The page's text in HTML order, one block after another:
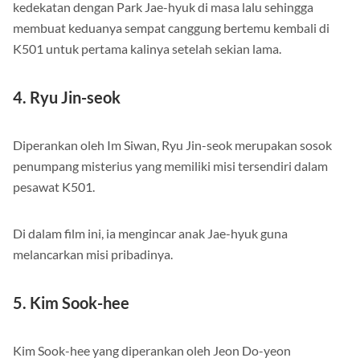
kedekatan dengan Park Jae-hyuk di masa lalu sehingga
membuat keduanya sempat canggung bertemu kembali di
K501 untuk pertama kalinya setelah sekian lama.
4. Ryu Jin-seok
Diperankan oleh Im Siwan, Ryu Jin-seok merupakan sosok
penumpang misterius yang memiliki misi tersendiri dalam
pesawat K501.
Di dalam film ini, ia mengincar anak Jae-hyuk guna
melancarkan misi pribadinya.
5. Kim Sook-hee
Kim Sook-hee yang diperankan oleh Jeon Do-yeon